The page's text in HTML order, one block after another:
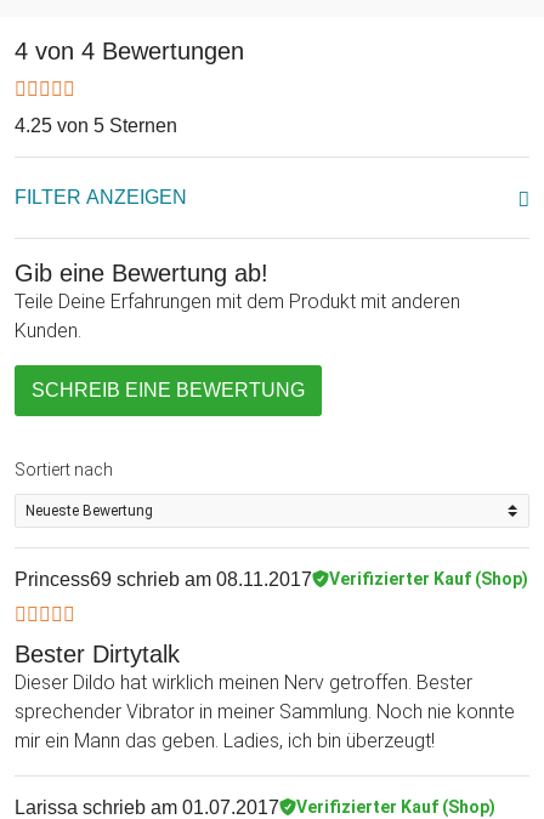
verstehen, nicht zu prüde und womöglich gerade Single sind.
Letzteres ist natürlich kein Muss. Witzige, erotische
Geschenkidee für sie und auch als verrückter Scherzartikel
und Partygag ein absoluter Knüller!
Abschließend entschuldigen wir uns für den infantilen
Produkttext und wünschen viel Spaß mit Freddy.
4 von 4 Bewertungen
4.25 von 5 Sternen
FILTER ANZEIGEN
Gib eine Bewertung ab!
Teile Deine Erfahrungen mit dem Produkt mit anderen
Kunden.
SCHREIB EINE BEWERTUNG
Sortiert nach
Princess69 schrieb am 08.11.2017 Verifizierter Kauf (Shop)
Bester Dirtytalk
Dieser Dildo hat wirklich meinen Nerv getroffen. Bester
sprechender Vibrator in meiner Sammlung. Noch nie konnte
mir ein Mann das geben. Ladies, ich bin überzeugt!
Larissa schrieb am 01.07.2017 Verifizierter Kauf (Shop)